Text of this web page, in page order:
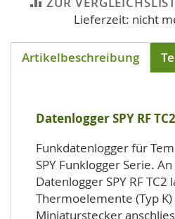
Lieferzeit: nicht
Artikelbeschreibung
Datenlogger SPY RF TC2
Funkdatenlogger für
SPY Funklogger Serie.
Datenlogger SPY RF TC2
Thermoelemente (Typ
Miniaturstecker